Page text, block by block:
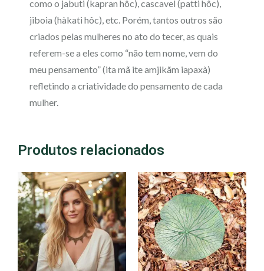
como o jabuti (kapran hôc), cascavel (patti hôc),
jiboia (hàkati hôc), etc. Porém, tantos outros são
criados pelas mulheres no ato do tecer, as quais
referem-se a eles como “não tem nome, vem do
meu pensamento” (ita mã ite amjikãm iapaxà)
refletindo a criatividade do pensamento de cada
mulher.
Produtos relacionados